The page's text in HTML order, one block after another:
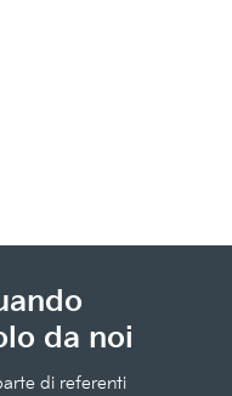
da noi
di referenti